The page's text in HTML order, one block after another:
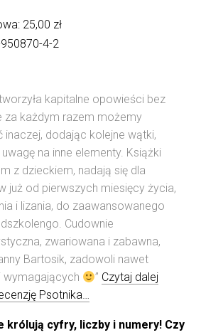
25,00 zł
4-2
kapitalne opowieści bez
za każdym razem możemy
inaczej, dodając kolejne wątki,
na inne elementy. Książki
z dzieckiem, nadają się dla
już od pierwszych miesięcy życia,
i lizania, do zaawansowanego
Cudownie
zwariowana i zabawna,
Bartosik, zadowoli nawet
wymagających
” Czytaj dalej
Psotnika…
królują cyfry, liczby i numery! Czy